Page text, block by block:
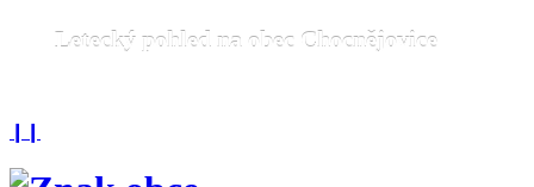
Letecký pohled na obec Chocnějovice